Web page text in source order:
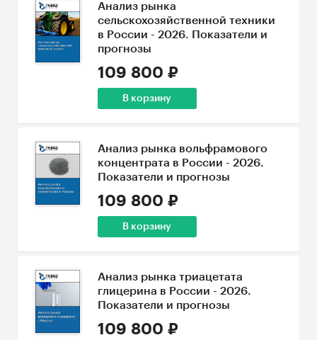
Анализ рынка
сельскохозяйственной техники
в России - 2026. Показатели и
прогнозы
109 800 ₽
В корзину
Анализ рынка вольфрамового
концентрата в России - 2026.
Показатели и прогнозы
109 800 ₽
В корзину
Анализ рынка триацетата
глицерина в России - 2026.
Показатели и прогнозы
109 800 ₽